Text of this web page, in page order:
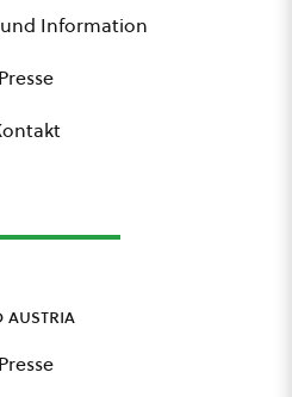
Information
Presse
austria
Presse